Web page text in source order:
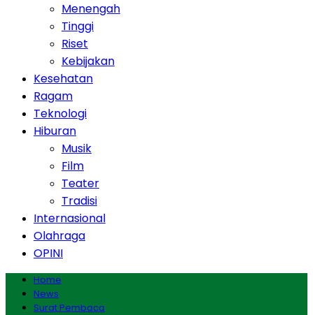
Menengah
Tinggi
Riset
Kebijakan
Kesehatan
Ragam
Teknologi
Hiburan
Musik
Film
Teater
Tradisi
Internasional
Olahraga
OPINI
Home
News
Surat Pembaca